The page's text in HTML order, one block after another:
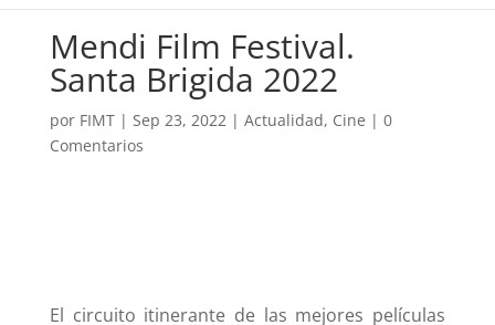
Mendi Film Festival.
Santa Brigida 2022
por FIMT| Sep 23, 2022| Actualidad, Cine | 0
Comentarios
El circuito itinerante de las mejores películas